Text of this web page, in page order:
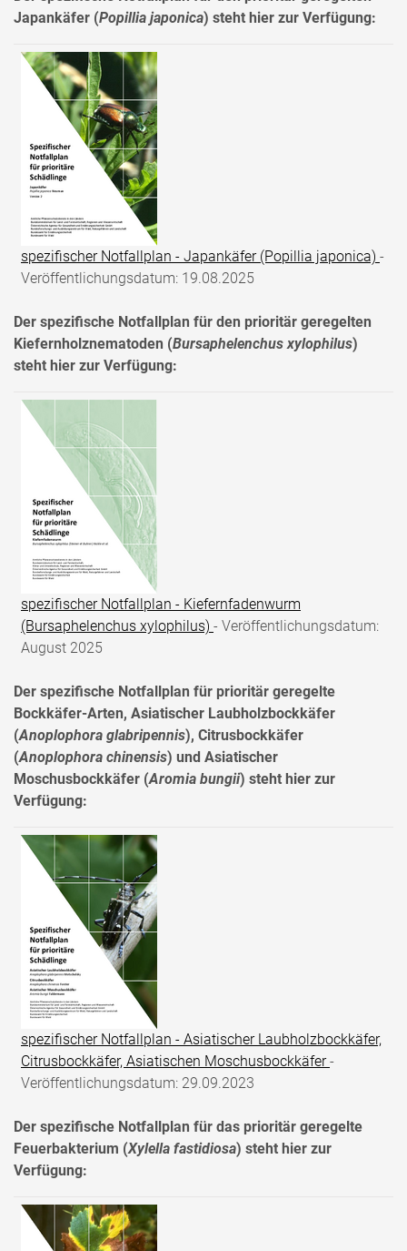
Japankäfer (Popillia japonica) steht hier zur Verfügung:
spezifischer Notfallplan - Japankäfer (Popillia japonica) -
Veröffentlichungsdatum: 19.08.2025
Der spezifische Notfallplan für den prioritär geregelten
Kiefernholznematoden (Bursaphelenchus xylophilus)
steht hier zur Verfügung:
spezifischer Notfallplan - Kiefernfadenwurm
(Bursaphelenchus xylophilus) - Veröffentlichungsdatum:
August 2025
Der spezifische Notfallplan für prioritär geregelte
Bockkäfer-Arten, Asiatischer Laubholzbockkäfer
(Anoplophora glabripennis), Citrusbockkäfer
(Anoplophora chinensis) und Asiatischer
Moschusbockkäfer (Aromia bungii) steht hier zur
Verfügung:
spezifischer Notfallplan - Asiatischer Laubholzbockkäfer,
Citrusbockkäfer, Asiatischen Moschusbockkäfer -
Veröffentlichungsdatum: 29.09.2023
Der spezifische Notfallplan für das prioritär geregelte
Feuerbakterium (Xylella fastidiosa) steht hier zur
Verfügung: